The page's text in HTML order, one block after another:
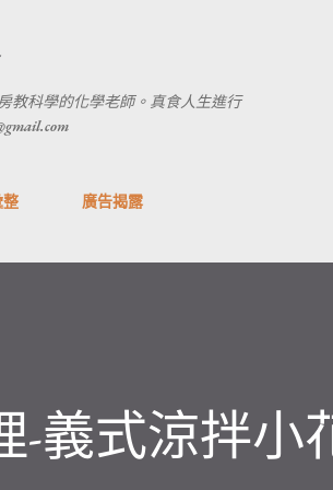
教科學的化學老師。真食人生進行
整 廣告揭露
-義式涼拌小